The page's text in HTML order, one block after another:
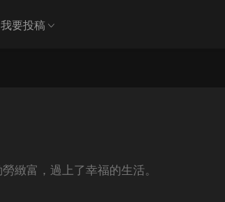
我要投稿
緻富，過上了幸福的生活。